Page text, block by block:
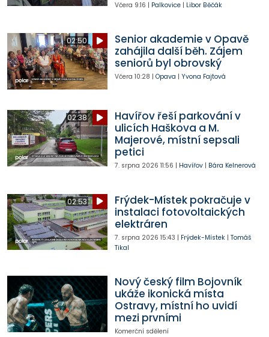
Včera 9:16 | Palkovice| Libor Běčák
02:50
Senior akademie v Opavě
zahájila další běh. Zájem
seniorů byl obrovský
Včera 10:28 | Opava | Yvona Fajtová
02:38
Havířov řeší parkování v
ulicích Haškova a M.
Majerové, místní sepsali
petici
7. srpna 2026 11:56 | Havířov| Bára Kelnerová
02:53
Frýdek-Místek pokračuje v
instalaci fotovoltaických
elektráren
7. srpna 2026 15:43 | Frýdek-Místek| Tomáš
Tikal
Nový český film Bojovník
ukáže ikonická místa
Ostravy, místní ho uvidí
mezi prvními
Komerční sdělení